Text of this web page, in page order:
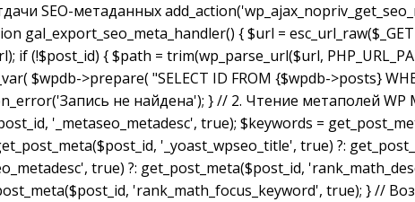
SEO-метаданных
gal_export_seo_meta_handler() { $url =
if (!$post_id) { $path = trim(wp_parse_url($url,
$wpdb->prepare( "SELECT ID FROM {$wpdb->posts}
не найдена'); } // 2. Чтение метаполей
'_metaseo_metadesc', true); $keywords =
'_yoast_wpseo_title', true) ?:
true) ?: get_post_meta($post_id,
'rank_math_focus_keyword', true); } //